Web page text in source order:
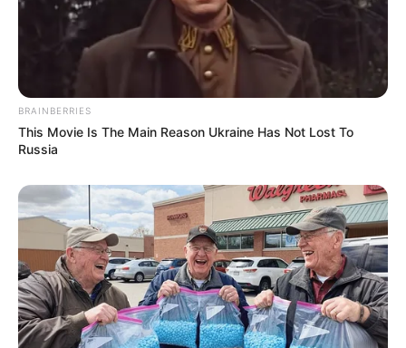
From Baddies To Sweethearts: These 9 Actresses
Can Do It All
BRAINBERRIES
BRAINBERRIES
This Movie Is The Main Reason Ukraine Has Not Lost To
Russia